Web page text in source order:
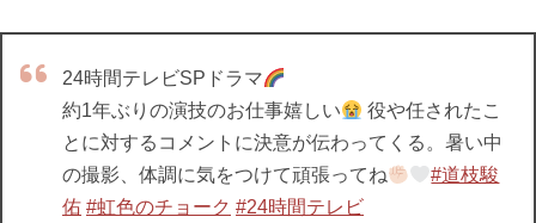
24時間テレビSPドラマ
約1年ぶりの演技のお仕事嬉しい
役や任されたこ
とに対するコメントに決意が伝わってくる。暑い中
の撮影、体調に気をつけて頑張ってね
#道枝駿
佑 #虹色のチョーク #24時間テレビ